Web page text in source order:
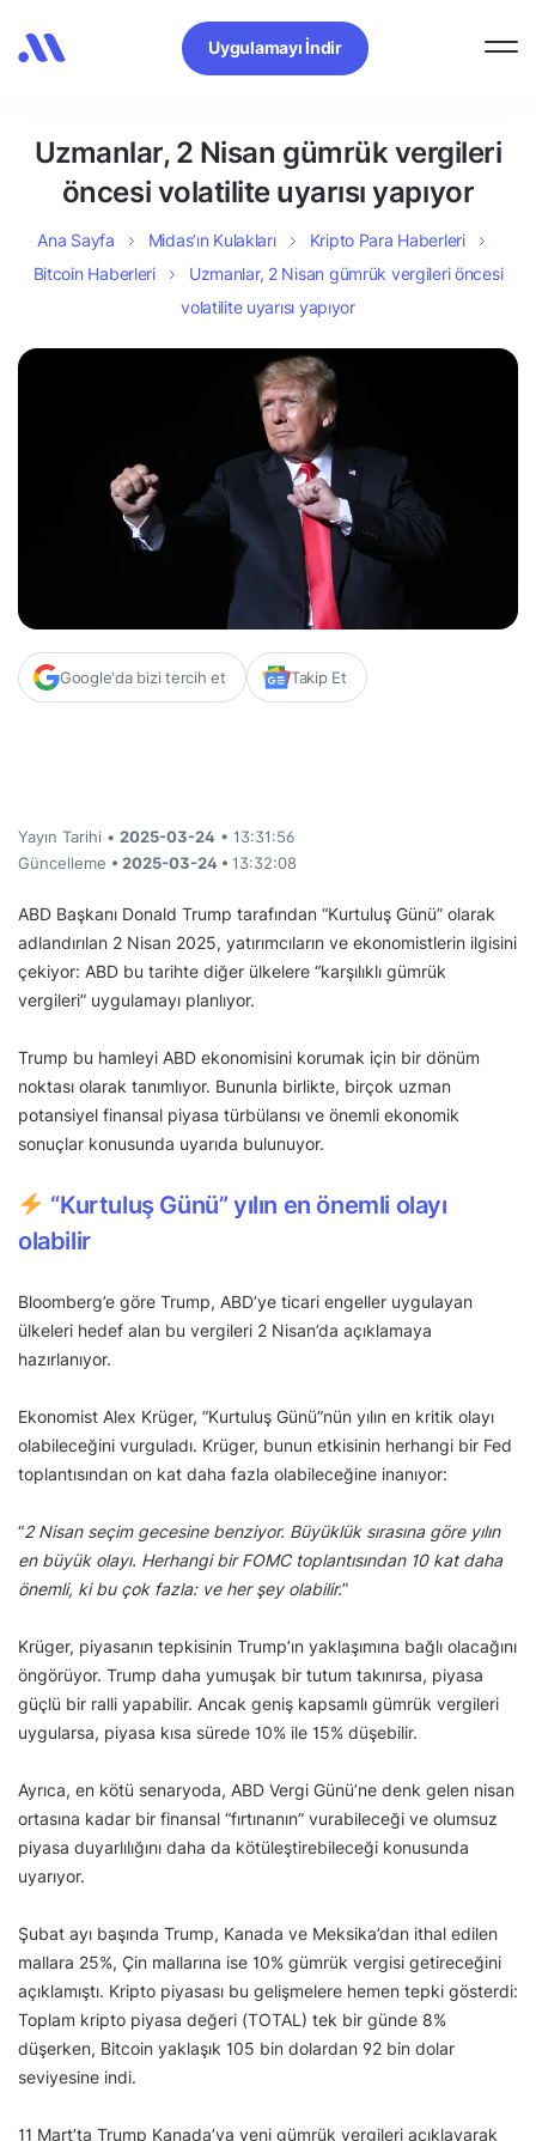
Uygulamayı İndir
Uzmanlar, 2 Nisan gümrük vergileri
öncesi volatilite uyarısı yapıyor
Ana Sayfa Midas’ın Kulakları
Kripto Para Haberleri
Bitcoin Haberleri
Uzmanlar, 2 Nisan gümrük vergileri öncesi
volatilite uyarısı yapıyor
Google'da bizi tercih et Takip Et
Yayın Tarihi • 2025-03-24 • 13:31:56
Güncelleme • 2025-03-24 • 13:32:08
ABD Başkanı Donald Trump tarafından “Kurtuluş Günü” olarak
adlandırılan 2 Nisan 2025, yatırımcıların ve ekonomistlerin ilgisini
çekiyor: ABD bu tarihte diğer ülkelere “karşılıklı gümrük
vergileri” uygulamayı planlıyor.
Trump bu hamleyi ABD ekonomisini korumak için bir dönüm
noktası olarak tanımlıyor. Bununla birlikte, birçok uzman
potansiyel finansal piyasa türbülansı ve önemli ekonomik
sonuçlar konusunda uyarıda bulunuyor.
“Kurtuluş Günü” yılın en önemli olayı
olabilir
Bloomberg’e göre Trump, ABD’ye ticari engeller uygulayan
ülkeleri hedef alan bu vergileri 2 Nisan’da açıklamaya
hazırlanıyor.
Ekonomist Alex Krüger, “Kurtuluş Günü”nün yılın en kritik olayı
olabileceğini vurguladı. Krüger, bunun etkisinin herhangi bir Fed
toplantısından on kat daha fazla olabileceğine inanıyor:
“2 Nisan seçim gecesine benziyor. Büyüklük sırasına göre yılın
en büyük olayı. Herhangi bir FOMC toplantısından 10 kat daha
önemli, ki bu çok fazla: ve her şey olabilir.”
Krüger, piyasanın tepkisinin Trump’ın yaklaşımına bağlı olacağını
öngörüyor. Trump daha yumuşak bir tutum takınırsa, piyasa
güçlü bir ralli yapabilir. Ancak geniş kapsamlı gümrük vergileri
uygularsa, piyasa kısa sürede 10% ile 15% düşebilir.
Ayrıca, en kötü senaryoda, ABD Vergi Günü’ne denk gelen nisan
ortasına kadar bir finansal “fırtınanın” vurabileceği ve olumsuz
piyasa duyarlılığını daha da kötüleştirebileceği konusunda
uyarıyor.
Şubat ayı başında Trump, Kanada ve Meksika’dan ithal edilen
mallara 25%, Çin mallarına ise 10% gümrük vergisi getireceğini
açıklamıştı. Kripto piyasası bu gelişmelere hemen tepki gösterdi:
Toplam kripto piyasa değeri (TOTAL) tek bir günde 8%
düşerken, Bitcoin yaklaşık 105 bin dolardan 92 bin dolar
seviyesine indi.
11 Mart’ta Trump Kanada’ya yeni gümrük vergileri açıklayarak